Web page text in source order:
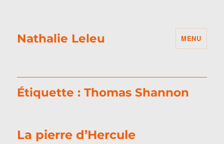
Nathalie Leleu MENU
Étiquette :Thomas Shannon
La pierre d’Hercule